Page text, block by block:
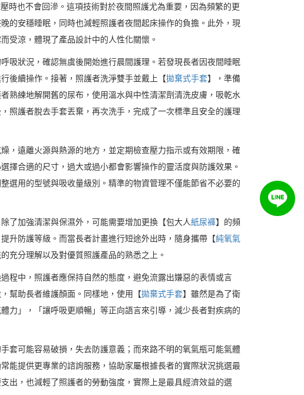
時也不會回滲。這項技術對於夜間照護尤為重要，因為頻繁的更
晚的安穩睡眠，同時也減輕照護者夜間起床操作的負擔。此外，現
受涼，體現了產品設計中的人性化關懷。
吸狀況，確認無虞後開始進行晨間護理。若發現長者因夜間睡眠
後續操作。接著，照護者洗淨雙手並戴上【拋棄式手套】，準備
熟練地解開舊的尿布，使用溫水與中性清潔劑清洗皮膚，吸乾水
照護者脫去手套丟棄，再次洗手，完成了一次標準且安全的護理
，遠離火源與熱源的地方，並定期檢查壓力指示或有效期限，確
擇合適的尺寸，過大或過小都會影響操作的靈活度與防護效果。
選用的型號與吸收量級別。精準的物資管理不僅能節省不必要的
了加強清潔與保濕外，可能需要增加更換【包大人紙尿褲】的頻
升防護等級。而當長者計畫進行短途外出時，隨身攜帶【純氧氣
充分理解以及對優質照護產品的熟悉之上。
程中，照護者應保持自然的態度，避免流露出嫌惡的表情或言
幫助長者維護顏面。同樣地，使用【拋棄式手套】雖然是為了衛
力」，「讓呼吸更順暢」等正向語言來引導，減少長者對疾病的
套可能容易破損，失去防護意義；而來路不明的氧氣瓶可能氣體
能提供更專業的諮詢服務，協助家屬根據長者的實際狀況挑選最
出，也減輕了照護者的勞動強度，實際上是最具經濟效益的選